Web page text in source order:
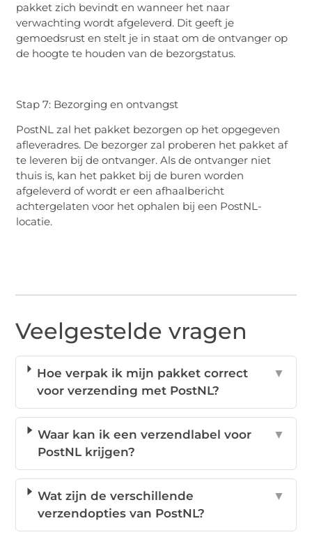
pakket zich bevindt en wanneer het naar
verwachting wordt afgeleverd. Dit geeft je
gemoedsrust en stelt je in staat om de ontvanger op
de hoogte te houden van de bezorgstatus.
Stap 7: Bezorging en ontvangst
PostNL zal het pakket bezorgen op het opgegeven
afleveradres. De bezorger zal proberen het pakket af
te leveren bij de ontvanger. Als de ontvanger niet
thuis is, kan het pakket bij de buren worden
afgeleverd of wordt er een afhaalbericht
achtergelaten voor het ophalen bij een PostNL-
locatie.
Veelgestelde vragen
Hoe verpak ik mijn pakket correct
voor verzending met PostNL?
▼
Waar kan ik een verzendlabel voor
PostNL krijgen?
▼
Wat zijn de verschillende
verzendopties van PostNL?
▼